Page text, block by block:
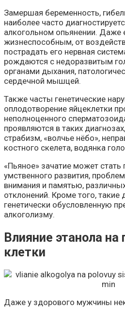
Замершая беременность,
наиболее часто
алкогольном опьянении. Даже
жизнеспособным, от
пострадать его нервная
рождаются с недоразвитым
органами дыхания,
сердечной мышцей.
Также часты генетические
оплодотворение яйцеклетки
неполноценного
проявляются в таких
страбизм, «волчье нёбо»,
костного скелета, водянка
«Пьяное» зачатие может
умственного развития,
внимания и памятью,
отклонений. Кроме того, такие
генетически обусловленную
алкоголизму.
Влияние этанола на
клетки
Даже у здорового мужчины